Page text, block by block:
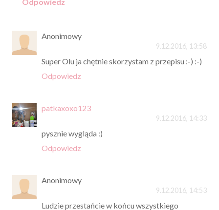
Anonimowy
9.12.2016, 13:58
Super Olu ja chętnie skorzystam z przepisu :-) :-)
Odpowiedz
patkaxoxo123
9.12.2016, 14:33
pysznie wygląda :)
Odpowiedz
Anonimowy
9.12.2016, 14:53
Ludzie przestańcie w końcu wszystkiego